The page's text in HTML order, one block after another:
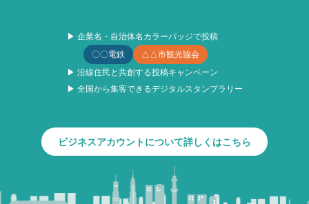
▶ 企業名・自治体名カラーバッジで投稿
〇〇電鉄
△△市観光協会
▶ 沿線住民と共創する投稿キャンペーン
▶ 全国から集客できるデジタルスタンプラリー
ビジネスアカウントについて詳しくはこちら